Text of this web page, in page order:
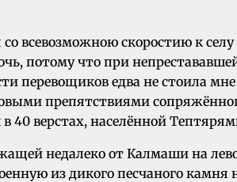
всевозможною скоростию к
потому что при
перевощиков едва не стоила
препятствиями
40 верстах, населённой
недалеко от Калмаши на
из дикого песчаного